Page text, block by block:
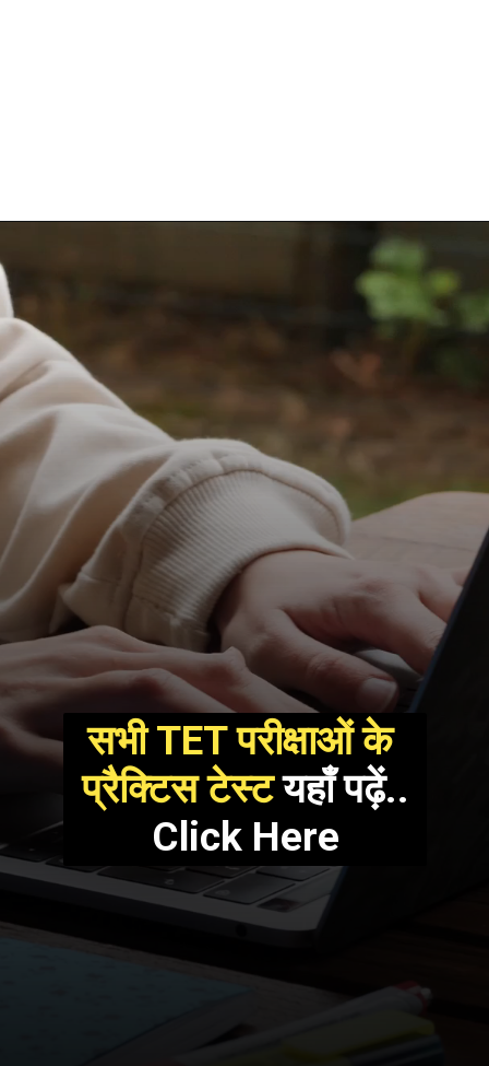
सभी TET परीक्षाओं के
प्रैक्टिस टेस्ट यहाँ पढ़ें..
Click Here